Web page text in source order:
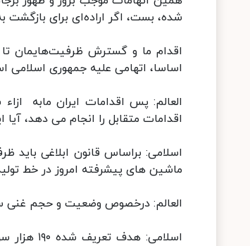
شده، بست، اگر اراده‌ای برای بازگشت
اقدام ما و گسترش ظرفیت‌هایمان
اساسا، اتهامی علیه جمهوری
العالم: پس اقدامات ایران مابه
اقدامات متقابل را انجام می دهد،
ماشین های پیشرفته امروز در خط
العالم: درخصوص وضعیت و حجم غنی